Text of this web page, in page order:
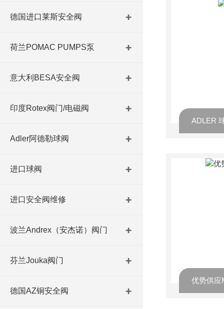
德国进口莱斯安全阀
荷兰POMAC PUMPS泵
意大利BESA安全阀
印度Rotex阀门/电磁阀
Adler阿德勒球阀
进口球阀
进口安全阀维修
波兰Andrex（安杰诺）阀门
芬兰Jouka阀门
德国AZ铜安全阀
ADLER
优势供应